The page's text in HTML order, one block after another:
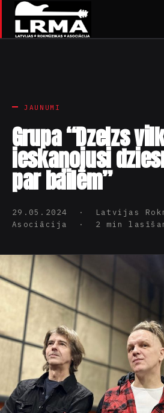
JAUNUMI
Grupa “Dzelzs
ieskaņojusi
par bailēm”
29.05.2024 · Latvijas
Asociācija · 2 min